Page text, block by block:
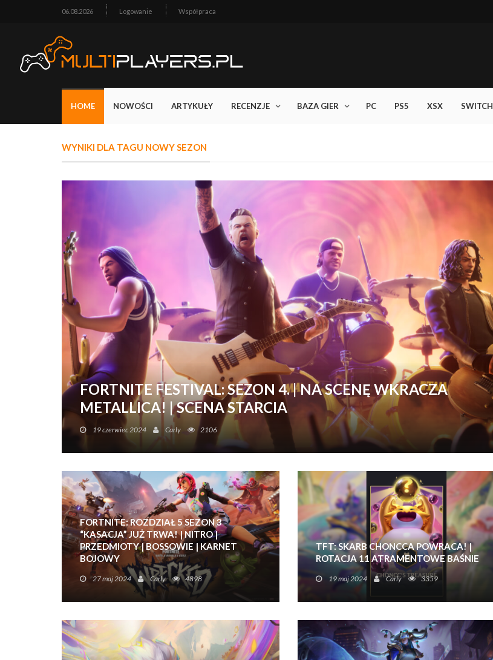
06.08.2026 Logowanie Współpraca
HOME NOWOŚCI ARTYKUŁY RECENZJE BAZA GIER PC PS5 XSX SWITCH
WYNIKI DLA TAGU NOWY SEZON
FORTNITE FESTIVAL: SEZON 4. | NA SCENĘ WKRACZA
METALLICA! | SCENA STARCIA
Tym razem w Fortnite Festival rockowe i metalowe brzmienia!
19 czerwiec 2024 Carly 2106
FORTNITE: ROZDZIAŁ 5 SEZON 3
“KASACJA” JUŻ TRWA! | NITRO |
PRZEDMIOTY | BOSSOWIE | KARNET
BOJOWY
Wkręćcie się w totalny chaos i poznajcie lepiej
kolejny sezon na Wyspie Fortnite!
27 maj 2024 Carly 4898
TFT: SKARB CHONCCA POWRACA! |
ROTACJA 11 ATRAMENTOWE BAŚNIE
Trochę chaosu i bogactwa powraca w
19 maj 2024 Carly 3359